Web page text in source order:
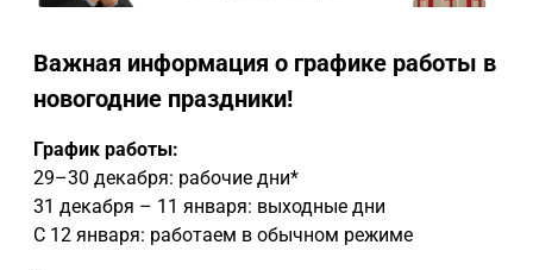
Важная информация о графике работы в
новогодние праздники!
График работы:
29–30 декабря: рабочие дни*
31 декабря – 11 января: выходные дни
С 12 января: работаем в обычном режиме